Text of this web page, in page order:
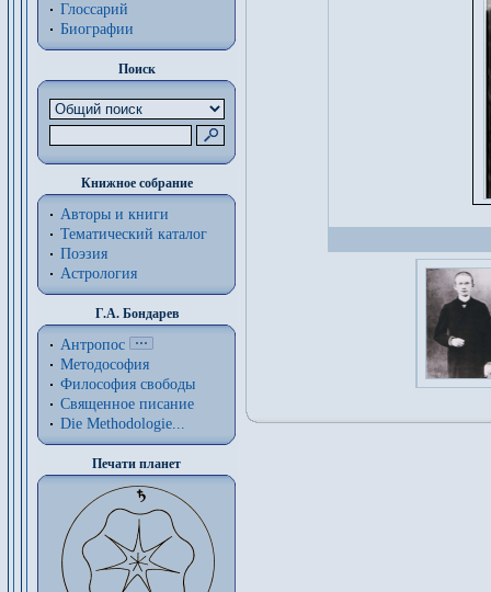
Глоссарий
Биографии
Поиск
Книжное собрание
Авторы и книги
Тематический каталог
Поэзия
Астрология
Г.А. Бондарев
Антропос
Методософия
Философия cвободы
Священное писание
Die Methodologie...
Печати планет